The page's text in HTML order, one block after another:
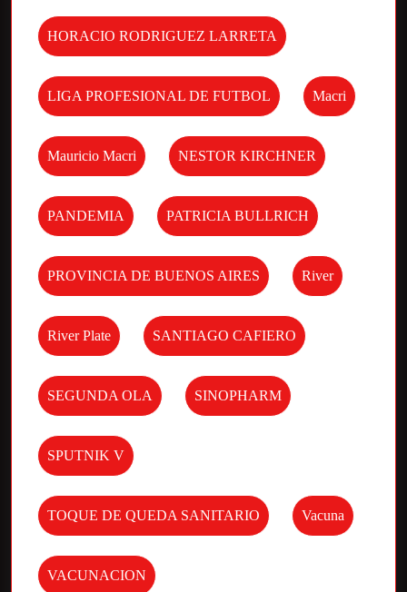
HORACIO RODRIGUEZ LARRETA
LIGA PROFESIONAL DE FUTBOL Macri
Mauricio Macri NESTOR KIRCHNER
PANDEMIA PATRICIA BULLRICH
PROVINCIA DE BUENOS AIRES River
River Plate SANTIAGO CAFIERO
SEGUNDA OLA SINOPHARM
SPUTNIK V
TOQUE DE QUEDA SANITARIO Vacuna
VACUNACION